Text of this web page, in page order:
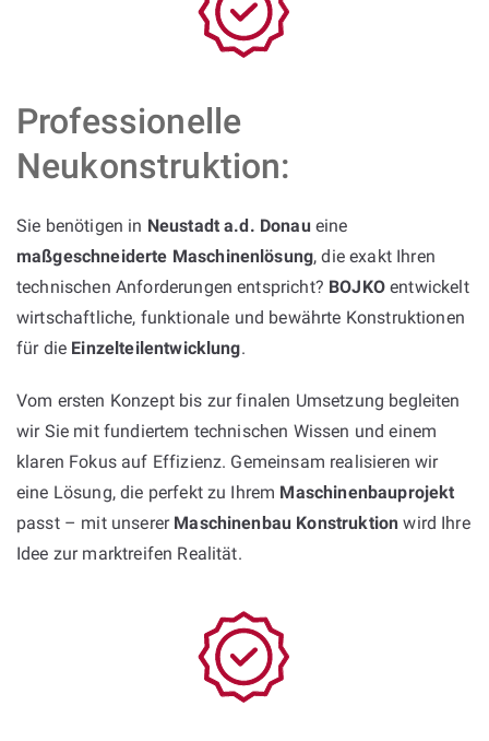
Professionelle
Neukonstruktion:
Sie benötigen in Neustadt a.d. Donaueine
maßgeschneiderte Maschinenlösung, die exakt Ihren
technischen Anforderungen entspricht? BOJKOentwickelt
wirtschaftliche, funktionale und bewährte Konstruktionen
für die Einzelteilentwicklung.
Vom ersten Konzept bis zur finalen Umsetzung begleiten
wir Sie mit fundiertem technischen Wissen und einem
klaren Fokus auf Effizienz. Gemeinsam realisieren wir
eine Lösung, die perfekt zu Ihrem Maschinenbauprojekt
passt – mit unserer Maschinenbau Konstruktion wird Ihre
Idee zur marktreifen Realität.